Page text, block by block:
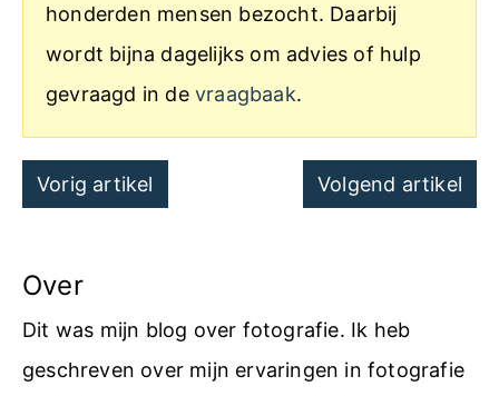
honderden mensen bezocht. Daarbij
wordt bijna dagelijks om advies of hulp
gevraagd in de vraagbaak.
Post
navigation
Vorig artikel Volgend artikel
Over
Dit was mijn blog over fotografie. Ik heb
geschreven over mijn ervaringen in fotografie